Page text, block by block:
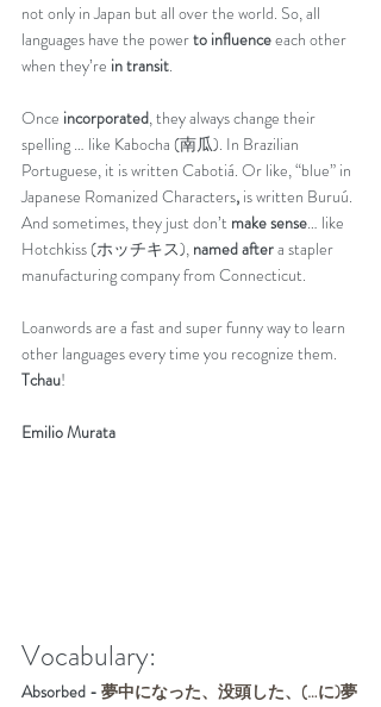
not only in Japan but all over the world. So, all
languages have the power to influence each other
when they’re in transit.
Once incorporated, they always change their
spelling … like Kabocha (南瓜). In Brazilian
Portuguese, it is written Cabotiá. Or like, “blue” in
Japanese Romanized Characters, is written Buruú.
And sometimes, they just don’t make sense… like
Hotchkiss (ホッチキス), named after a stapler
manufacturing company from Connecticut.
Loanwords are a fast and super funny way to learn
other languages every time you recognize them.
Tchau!
Emilio Murata
Vocabulary:
Absorbed - 夢中になった、没頭した、(…に)夢